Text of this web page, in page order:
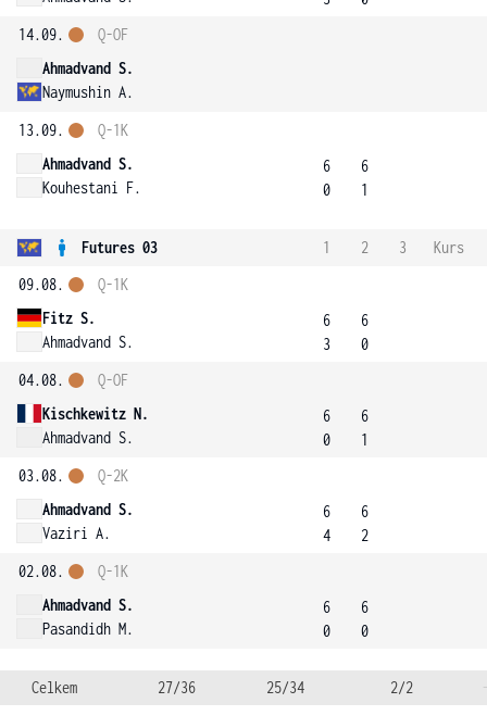
14.09.
Ahmadvand S.
Naymushin A.
Q-OF
13.09.
Ahmadvand S.
Kouhestani F.
Q-1K
6
0
6
1
Futures 03 1 2 3
Kurs
09.08.
Fitz S.
Ahmadvand S.
Q-1K
6
3
6
0
04.08.
Kischkewitz N.
Ahmadvand S.
Q-OF
6
0
6
1
03.08.
Ahmadvand S.
Vaziri A.
Q-2K
6
4
6
2
02.08.
Ahmadvand S.
Pasandidh M.
Q-1K
6
0
6
0
Celkem 27/36 25/34 2/2